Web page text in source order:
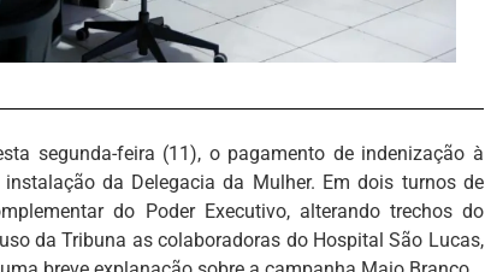
segunda-feira (11), o pagamento de indenização à
da Delegacia da Mulher. Em dois turnos de
do Poder Executivo, alterando trechos do
da Tribuna as colaboradoras do Hospital São Lucas,